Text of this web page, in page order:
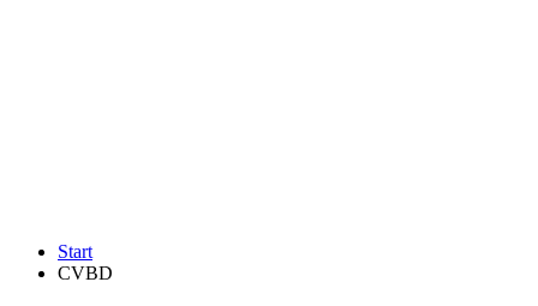
Start
CVBD